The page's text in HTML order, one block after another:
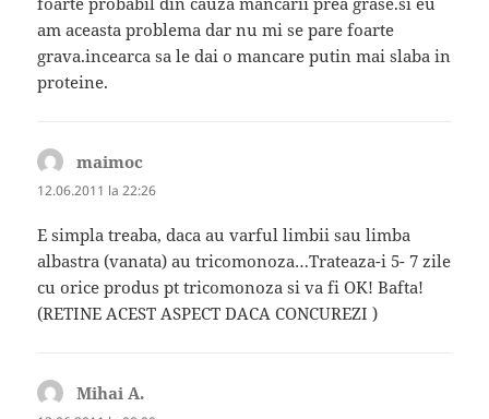
am aceasta problema dar nu mi se pare foarte
grava.incearca sa le dai o mancare putin mai slaba in
proteine.
maimoc
12.06.2011 la 22:26
E simpla treaba, daca au varful limbii sau limba
albastra (vanata) au tricomonoza…Trateaza-i 5- 7 zile
cu orice produs pt tricomonoza si va fi OK! Bafta!
(RETINE ACEST ASPECT DACA CONCUREZI )
Mihai A.